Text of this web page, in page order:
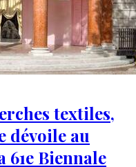
textiles,
dévoile au
Biennale